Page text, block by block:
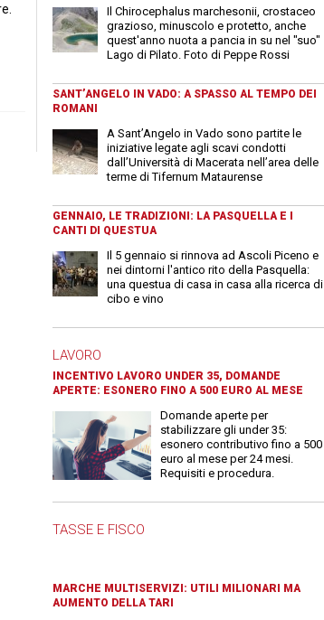
Il Chirocephalus marchesonii, crostaceo
grazioso, minuscolo e protetto, anche
quest'anno nuota a pancia in su nel "suo"
Lago di Pilato. Foto di Peppe Rossi
SANT’ANGELO IN VADO: A SPASSO AL TEMPO DEI
ROMANI
A Sant’Angelo in Vado sono partite le
iniziative legate agli scavi condotti
dall’Università di Macerata nell’area delle
terme di Tifernum Mataurense
GENNAIO, LE TRADIZIONI: LA PASQUELLA E I
CANTI DI QUESTUA
Il 5 gennaio si rinnova ad Ascoli Piceno e
nei dintorni l'antico rito della Pasquella:
una questua di casa in casa alla ricerca di
cibo e vino
LAVORO
INCENTIVO LAVORO UNDER 35, DOMANDE
APERTE: ESONERO FINO A 500 EURO AL MESE
Domande aperte per
stabilizzare gli under 35:
esonero contributivo fino a 500
euro al mese per 24 mesi.
Requisiti e procedura.
TASSE E FISCO
MARCHE MULTISERVIZI: UTILI MILIONARI MA
AUMENTO DELLA TARI